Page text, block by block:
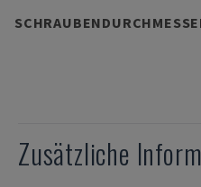
Zusätzliche